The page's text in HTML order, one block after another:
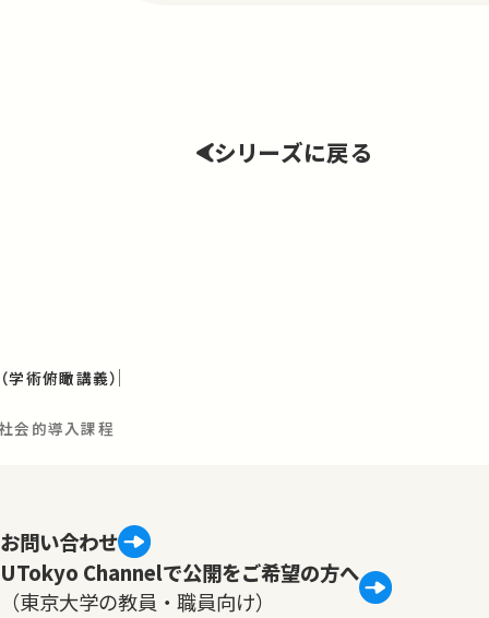
シリーズに戻る
学術俯瞰講義）
会的導入課程
お問い合わせ
UTokyo Channelで公開をご希望の方へ
（東京大学の教員・職員向け）